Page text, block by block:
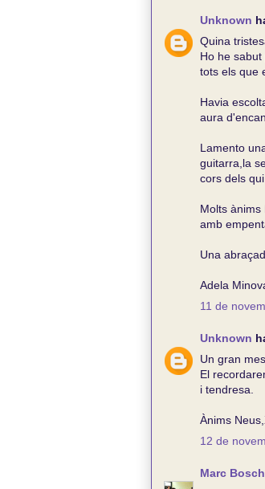
Unknown
Quina
Ho he
tots els que
Havia
aura
Lamento
guitarra,la
cors dels
Molts
amb
Una
Adela
11 de
Unknown
Un gran
El
i tendresa.
Ànims
12 de
Marc Bosch